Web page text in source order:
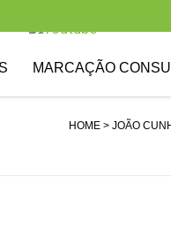
MARCAÇÃO
HOME > JOÃO